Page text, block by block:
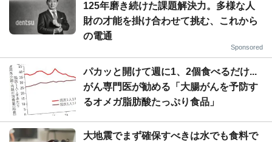
125年磨き続けた課題解決力。多様な人
財の才能を掛け合わせて挑む、これから
の電通
Sponsored
パカッと開けて週に1、2個食べるだけ...
がん専門医が勧める「大腸がんを予防す
るオメガ脂肪酸たっぷり食品」
大地震でまず確保すべきは水でも食料で